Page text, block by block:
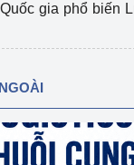
gia phổ biến